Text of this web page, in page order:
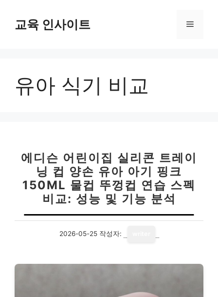
교육 인사이트 메
유아 식기 비교
에디슨 어린이집 실리콘 트레이
닝 컵 양손 유아 아기 핑크
150ML 물컵 뚜껑컵 연습 스펙
비교: 성능 및 기능 분석
2026-05-25 작성자: